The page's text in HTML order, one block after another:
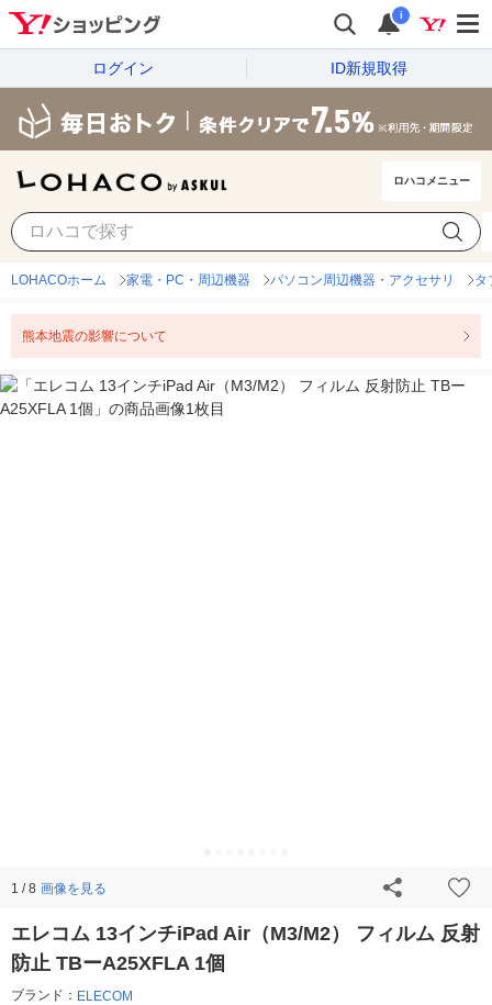
i
ログイン ID新規取得
ロハコメニュー
LOHACOホーム 家電・PC・周辺機器 パソコン周辺機器・アクセサリ タ
熊本地震の影響について
1 / 8 画像を見る
エレコム 13インチiPad Air（M3/M2） フィルム 反射
防止 TBーA25XFLA 1個
ブランド： ELECOM